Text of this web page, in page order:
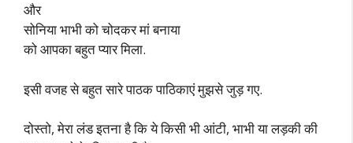
और
सोनिया भाभी को चोदकर मां बनाया
को आपका बहुत प्यार मिला.
इसी वजह से बहुत सारे पाठक पाठिकाएं मुझसे जुड़ गए.
दोस्तो, मेरा लंड इतना है कि ये किसी भी आंटी, भाभी या लड़की की